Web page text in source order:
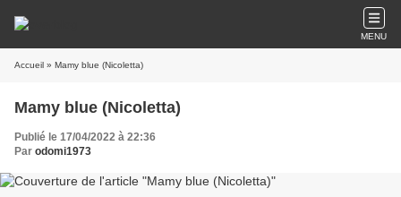
MENU
Accueil » Mamy blue (Nicoletta)
Mamy blue (Nicoletta)
Publié le 17/04/2022 à 22:36
Par odomi1973